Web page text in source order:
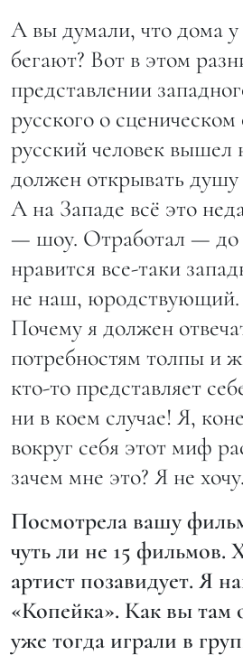
А вы думали, что дома у
бегают? Вот в этом
представлении
русского о
русский человек вышел
должен открывать душу
А на Западе всё это
— шоу. Отработал — до
нравится все-таки
не наш,
Почему я должен
потребностям толпы и
кто-то представляет
ни в коем случае! Я,
вокруг себя этот миф
зачем мне это? Я не хочу.
Посмотрела вашу
чуть ли не 15
артист позавидует. Я
«Копейка». Как вы там
уже тогда играли в